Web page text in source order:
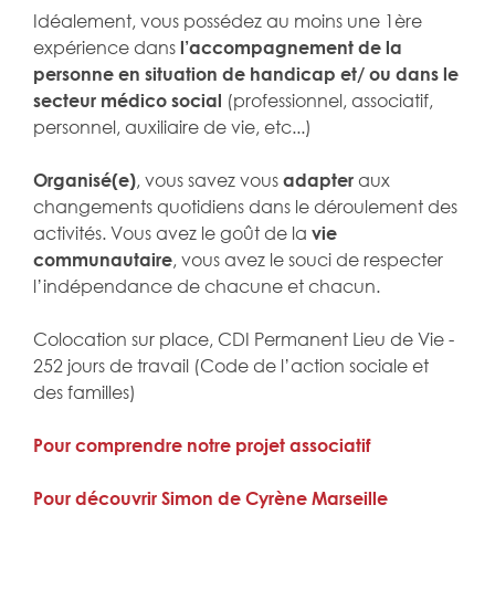
Idéalement, vous possédez au moins une 1ère
expérience dans l’accompagnement de la
personne en situation de handicap et/ ou dans le
secteur médico social (professionnel, associatif,
personnel, auxiliaire de vie, etc...)
Organisé(e), vous savez vous adapter aux
changements quotidiens dans le déroulement des
activités. Vous avez le goût de la vie
communautaire, vous avez le souci de respecter
l’indépendance de chacune et chacun.
Colocation sur place, CDI Permanent Lieu de Vie -
252 jours de travail (Code de l’action sociale et
des familles)
Pour comprendre notre projet associatif
Pour découvrir Simon de Cyrène Marseille